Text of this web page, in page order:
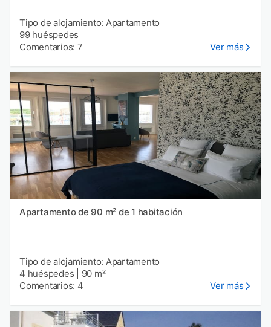
Tipo de alojamiento: Apartamento
99 huéspedes
Comentarios: 7
Ver más
Apartamento de 90 m² de 1 habitación
Tipo de alojamiento: Apartamento
4 huéspedes
90 m²
Comentarios: 4
Ver más